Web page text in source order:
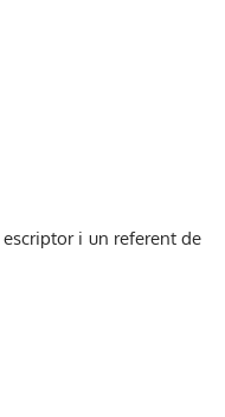
escriptor i un referent de